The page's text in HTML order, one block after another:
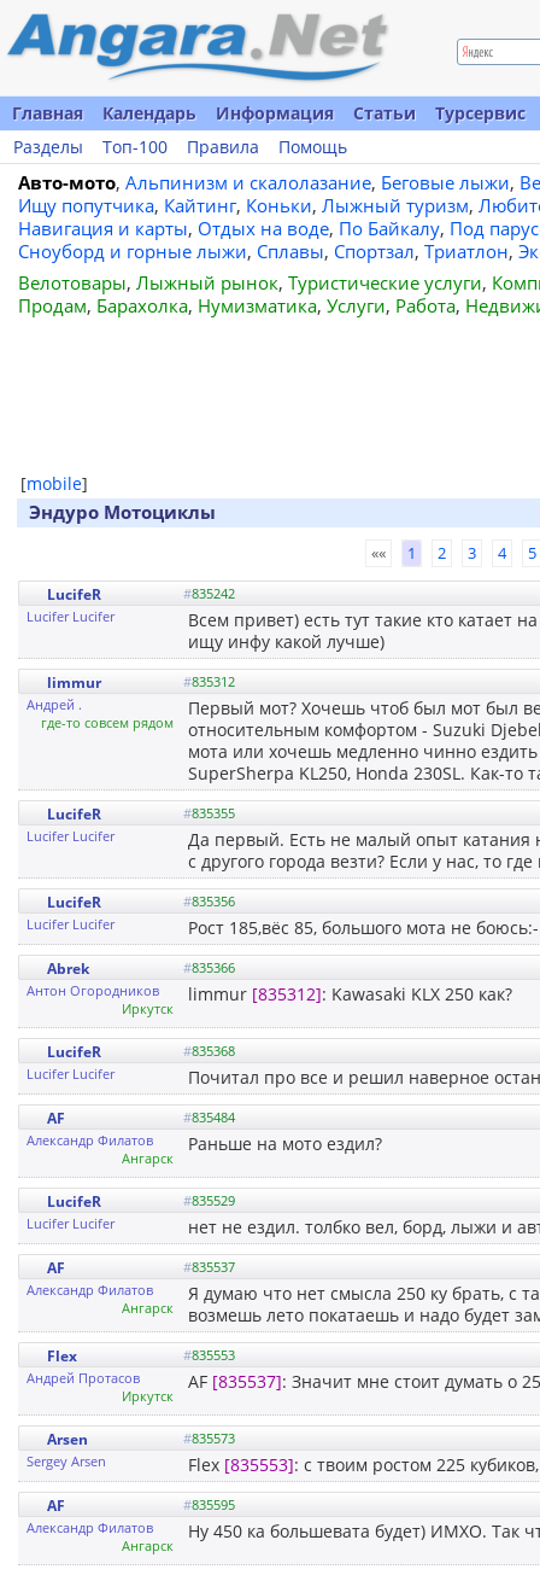
Главная Календарь Информация Статьи
Турсервис
Разделы
Топ-100 Правила Помощь
Авто-мото, Альпинизм и скалолазание, Беговые лыжи,
Ищу попутчика, Кайтинг, Коньки, Лыжный туризм,
Навигация и карты, Отдых на воде, По Байкалу, Под
Сноуборд и горные лыжи, Сплавы, Спортзал, Триатлон,
Велотовары, Лыжный рынок, Туристические услуги,
Продам, Барахолка, Нумизматика, Услуги, Работа,
[mobile]
Эндуро Мотоциклы
«« 1 2 3 4 5
LucifeR #835242
Lucifer Lucifer
Всем привет) есть тут такие кто катает
ищу инфу какой лучше)
limmur #835312
Андрей .
где-то совсем рядом
Первый мот? Хочешь чтоб был мот был
относительным комфортом - Suzuki
мота или хочешь медленно чинно ездить
SuperSherpa KL250, Honda 230SL. Как-то
LucifeR #835355
Lucifer Lucifer
Да первый. Есть не малый опыт катания
с другого города везти? Если у нас, то
LucifeR #835356
Lucifer Lucifer
Рост 185,вёс 85, большого мота не
Abrek #835366
Антон Огородников
Иркутск
limmur [835312]: Kawasaki KLX 250 как?
LucifeR #835368
Lucifer Lucifer
Почитал про все и решил наверное
AF #835484
Александр Филатов
Ангарск
Раньше на мото ездил?
LucifeR #835529
Lucifer Lucifer
нет не ездил. толбко вел, борд, лыжи и
AF #835537
Александр Филатов
Ангарск
Я думаю что нет смысла 250 ку брать, с
возмешь лето покатаешь и надо будет
Flex #835553
Андрей Пpотасов
Иркутск
AF [835537]: Значит мне стоит думать о
Arsen #835573
Sergey Arsen
Flex [835553]: c твоим ростом 225
AF #835595
Александр Филатов
Ангарск
Ну 450 ка большевата будет) ИМХО. Так